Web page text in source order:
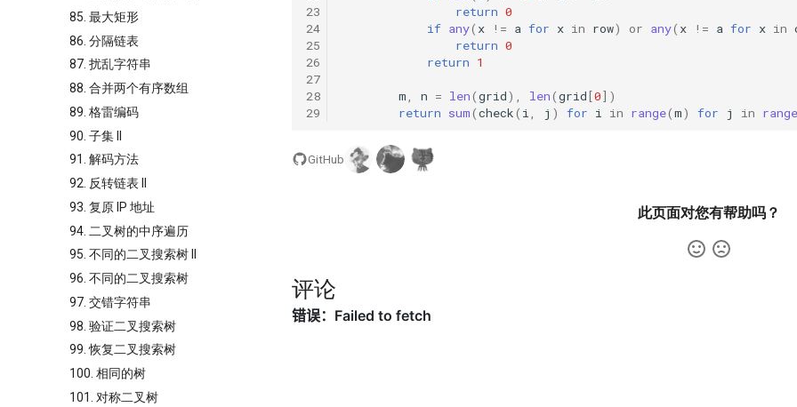
85. 最大矩形
86. 分隔链表
87. 扰乱字符串
88. 合并两个有序数组
89. 格雷编码
90. 子集 II
91. 解码方法
92. 反转链表 II
93. 复原 IP 地址
94. 二叉树的中序遍历
95. 不同的二叉搜索树 II
96. 不同的二叉搜索树
97. 交错字符串
98. 验证二叉搜索树
99. 恢复二叉搜索树
100. 相同的树
101. 对称二叉树
23
24
25
26
27
28
29
return 0
if any( x != a for x in row) or any( x != a for x in
return 0
return 1
m, n = len(grid), len(grid[0])
return sum(check( i, j ) for i in range(m) for j in range
GitHub
此页面对您有帮助吗？
评论